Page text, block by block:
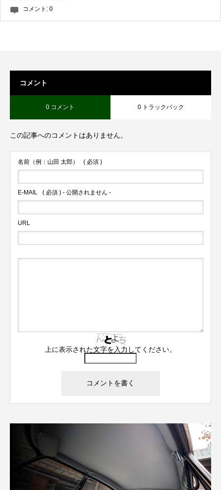
コメント: 0
コメント
0 コメント 0 トラックバック
この記事へのコメントはありません。
名前（例：山田 太郎） ( 必須 )
E-MAIL ( 必須 ) - 公開されません -
URL
上に表示された文字を入力してください。